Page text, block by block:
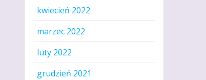
kwiecień 2022
marzec 2022
luty 2022
grudzień 2021